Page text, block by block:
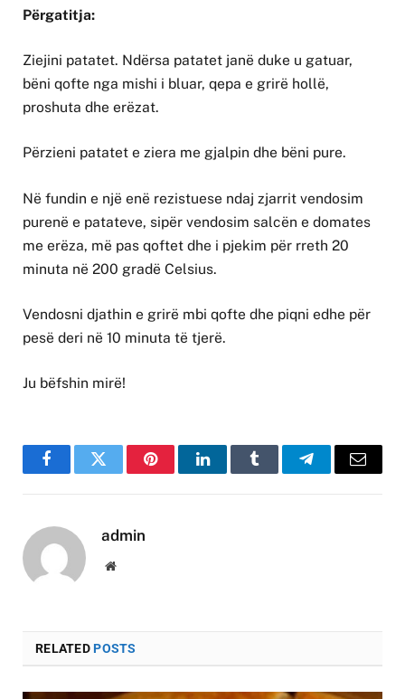
Përgatitja:
Ziejini patatet. Ndërsa patatet janë duke u gatuar,
bëni qofte nga mishi i bluar, qepa e grirë hollë,
proshuta dhe erëzat.
Përzieni patatet e ziera me gjalpin dhe bëni pure.
Në fundin e një enë rezistuese ndaj zjarrit vendosim
purenë e patateve, sipër vendosim salcën e domates
me erëza, më pas qoftet dhe i pjekim për rreth 20
minuta në 200 gradë Celsius.
Vendosni djathin e grirë mbi qofte dhe piqni edhe për
pesë deri në 10 minuta të tjerë.
Ju bëfshin mirë!
FacebookTwitter PinterestLinkedInTumblr TelegramEmail
admin
Website
RELATEDPOSTS